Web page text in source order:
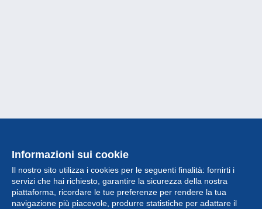
Informazioni sui cookie
Il nostro sito utilizza i cookies per le seguenti finalità: fornirti i
servizi che hai richiesto, garantire la sicurezza della nostra
piattaforma, ricordare le tue preferenze per rendere la tua
navigazione più piacevole, produrre statistiche per adattare il